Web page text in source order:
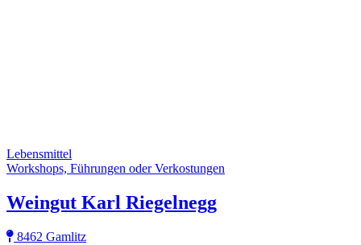
Lebensmittel
Workshops, Führungen oder Verkostungen
Weingut Karl Riegelnegg
8462 Gamlitz